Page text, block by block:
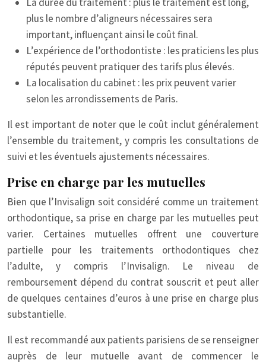
plus le nombre d’aligneurs nécessaires sera
important, influençant ainsi le coût final.
L’expérience de l’orthodontiste : les praticiens les plus
réputés peuvent pratiquer des tarifs plus élevés.
La localisation du cabinet : les prix peuvent varier
selon les arrondissements de Paris.
Il est important de noter que le coût inclut généralement
l’ensemble du traitement, y compris les consultations de
suivi et les éventuels ajustements nécessaires.
Prise en charge par les mutuelles
Bien que l’Invisalign soit considéré comme un traitement
orthodontique, sa prise en charge par les mutuelles peut
varier. Certaines mutuelles offrent une couverture
partielle pour les traitements orthodontiques chez
l’adulte, y compris l’Invisalign. Le niveau de
remboursement dépend du contrat souscrit et peut aller
de quelques centaines d’euros à une prise en charge plus
substantielle.
Il est recommandé aux patients parisiens de se renseigner
auprès de leur mutuelle avant de commencer le